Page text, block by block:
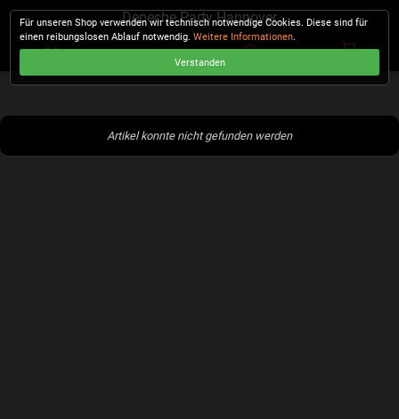
Depeche Party Hannover
Artikel konnte nicht gefunden werden
Für unseren Shop verwenden wir technisch notwendige Cookies. Diese sind für
einen reibungslosen Ablauf notwendig.Weitere Informationen.
Verstanden